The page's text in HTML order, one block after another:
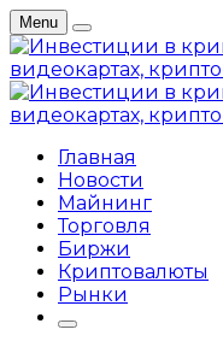
Menu
Главная
Новости
Майнинг
Торговля
Биржи
Криптовалюты
Рынки